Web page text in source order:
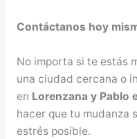
Contáctanos hoy
No importa si te estás
una ciudad cercana o
en Lorenzana y Pablo
hacer que tu mudanza
estrés posible.